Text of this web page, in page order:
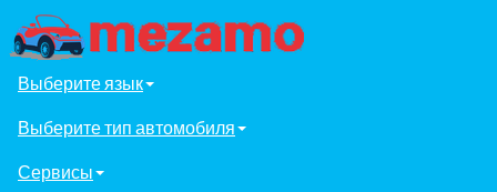
Выберите язык
Выберите тип автомобиля
Сервисы